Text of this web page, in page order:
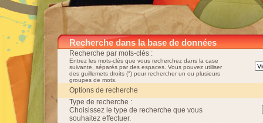
Recherche dans la base de données
Recherche par mots-clés :
Entrez les mots-clés que vous recherchez dans la case
suivante, séparés par des espaces. Vous pouvez utiliser
des guillemets droits (") pour rechercher un ou plusieurs
groupes de mots.
Options de recherche
Type de recherche :
Choisissez le type de recherche que vous
souhaitez effectuer.